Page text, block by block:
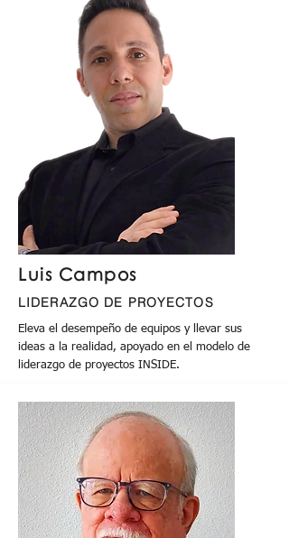
Luis Campos
LIDERAZGO DE PROYECTOS
Eleva el desempeño de equipos y llevar sus
ideas a la realidad, apoyado en el modelo de
liderazgo de proyectos INSIDE.